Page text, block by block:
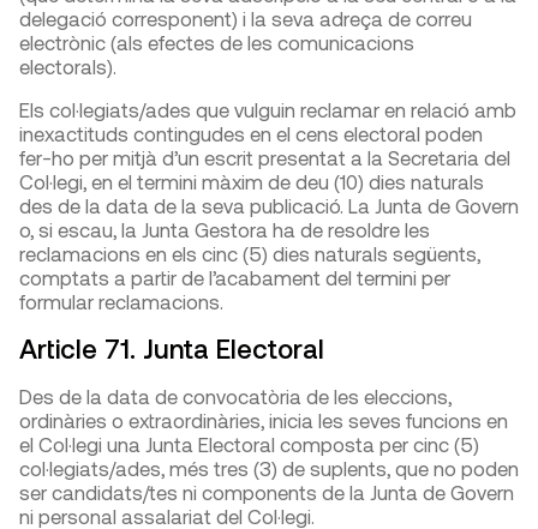
delegació corresponent) i la seva adreça de correu
electrònic (als efectes de les comunicacions
electorals).
Els col·legiats/ades que vulguin reclamar en relació amb
inexactituds contingudes en el cens electoral poden
fer-ho per mitjà d’un escrit presentat a la Secretaria del
Col·legi, en el termini màxim de deu (10) dies naturals
des de la data de la seva publicació. La Junta de Govern
o, si escau, la Junta Gestora ha de resoldre les
reclamacions en els cinc (5) dies naturals següents,
comptats a partir de l’acabament del termini per
formular reclamacions.
Article 71. Junta Electoral
Des de la data de convocatòria de les eleccions,
ordinàries o extraordinàries, inicia les seves funcions en
el Col·legi una Junta Electoral composta per cinc (5)
col·legiats/ades, més tres (3) de suplents, que no poden
ser candidats/tes ni components de la Junta de Govern
ni personal assalariat del Col·legi.